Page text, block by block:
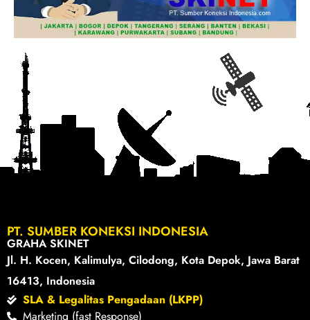
PT. SUMBER KONEKSI INDONESIA
GRAHA SKINET
Jl. H. Kocen, Kalimulya, Cilodong, Kota Depok, Jawa Barat
16413, Indonesia
SLA & Legalitas Pengadaan (LKPP)
Marketing (fast Response)